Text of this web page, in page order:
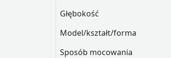
Głębokość
Model/kształt/forma
Sposób mocowania